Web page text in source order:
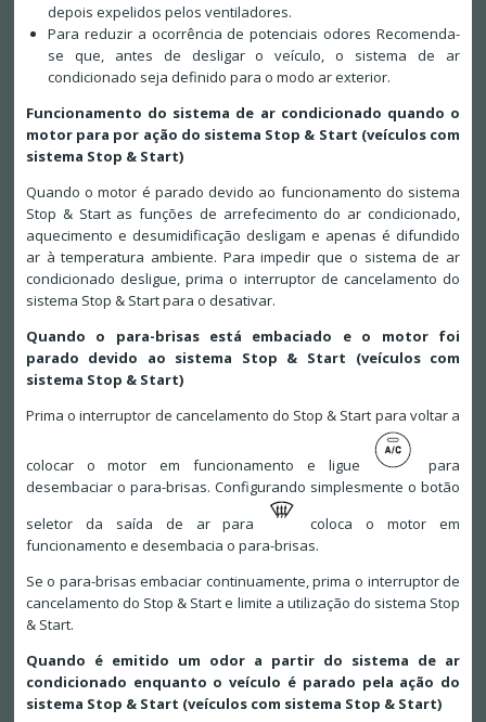
depois expelidos pelos ventiladores.
Para reduzir a ocorrência de potenciais odores Recomenda-
se que, antes de desligar o veículo, o sistema de ar
condicionado seja definido para o modo ar exterior.
Funcionamento do sistema de ar condicionado quando o
motor para por ação do sistema Stop & Start (veículos com
sistema Stop & Start)
Quando o motor é parado devido ao funcionamento do sistema
Stop & Start as funções de arrefecimento do ar condicionado,
aquecimento e desumidificação desligam e apenas é difundido
ar à temperatura ambiente. Para impedir que o sistema de ar
condicionado desligue, prima o interruptor de cancelamento do
sistema Stop & Start para o desativar.
Quando o para-brisas está embaciado e o motor foi
parado devido ao sistema Stop & Start (veículos com
sistema Stop & Start)
Prima o interruptor de cancelamento do Stop & Start para voltar a
colocar o motor em funcionamento e ligue
para
desembaciar o para-brisas. Configurando simplesmente o botão
seletor da saída de ar para
coloca o motor em
funcionamento e desembacia o para-brisas.
Se o para-brisas embaciar continuamente, prima o interruptor de
cancelamento do Stop & Start e limite a utilização do sistema Stop
& Start.
Quando é emitido um odor a partir do sistema de ar
condicionado enquanto o veículo é parado pela ação do
sistema Stop & Start (veículos com sistema Stop & Start)